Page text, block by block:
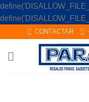
CONTACTAR